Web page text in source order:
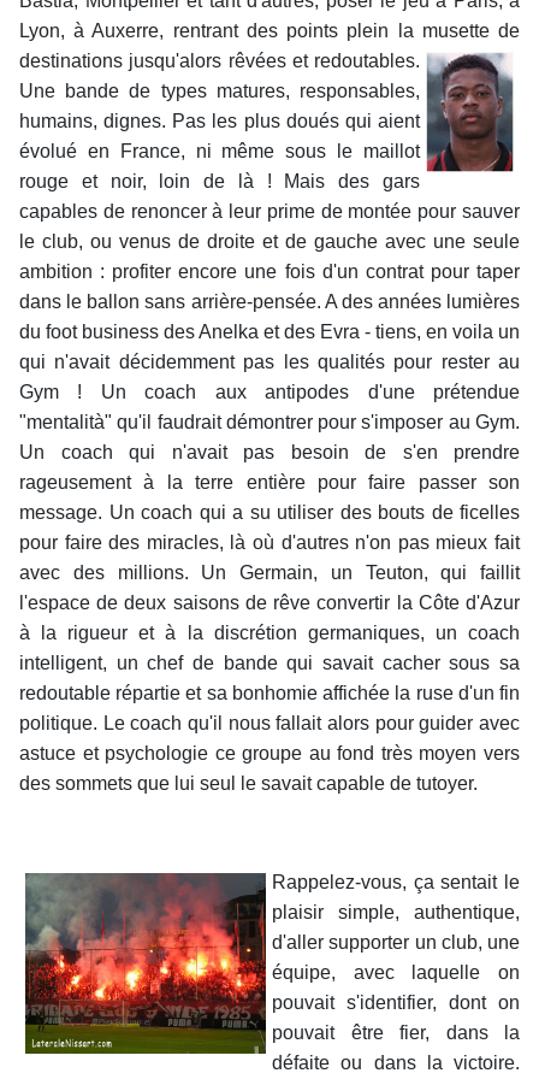
Lyon, à Auxerre, rentrant des points plein la musettede
destinations jusqu'alors rêvées et redoutables.
Une bande de types matures, responsables,
humains, dignes. Pas les plus doués qui aient
évolué en France, ni même sous le maillot
rouge et noir, loin de là ! Mais des gars
capables de renoncer à leur prime de montée pour sauver
le club, ou venus de droite et de gauche avec une seule
ambition : profiter encore une fois d'un contrat pour taper
dans le ballon sans arrière-pensée. A des années lumières
du foot business des Anelka et des Evra - tiens, en voila un
qui n'avait décidemment pas les qualités pour rester au
Gym ! Un coach aux antipodes d'une prétendue
"mentalità" qu'il faudrait démontrer pour s'imposer au Gym.
Un coach qui n'avait pas besoin de s'en prendre
rageusement à la terre entière pour faire passer son
message. Un coach qui a su utiliser des bouts de ficelles
pour faire des miracles, là où d'autres n'on pas mieux fait
avec des millions. Un Germain, un Teuton, qui faillit
l'espace de deux saisons de rêve convertir la Côte d'Azur
à la rigueur et à la discrétion germaniques, un coach
intelligent, un chef de bande qui savait cacher sous sa
redoutable répartie et sa bonhomie affichée la ruse d'un fin
politique. Le coach qu'il nous fallait alors pour guider avec
astuce et psychologie ce groupe au fond très moyen vers
des sommets que lui seul le savait capable de tutoyer.
Rappelez-vous, ça sentait le
plaisir simple, authentique,
d'aller supporter un club, une
équipe, avec laquelle on
pouvait s'identifier, dont on
pouvait être fier, dans la
défaite ou dans la victoire.